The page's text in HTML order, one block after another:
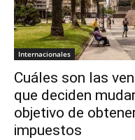
Internacionales
Cuáles son las
que deciden
objetivo de
impuestos